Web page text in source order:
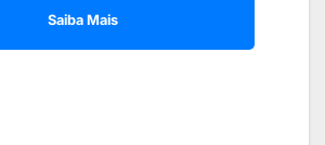
Saiba Mais